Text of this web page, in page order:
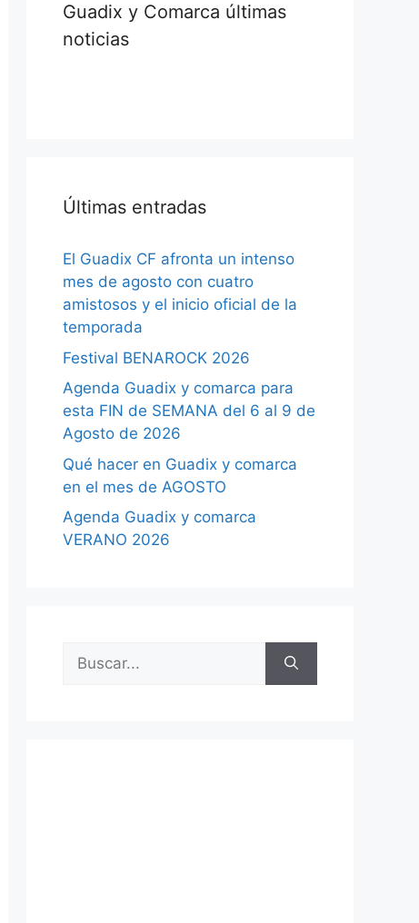
Guadix y Comarca últimas
noticias
Últimas entradas
El Guadix CF afronta un intenso
mes de agosto con cuatro
amistosos y el inicio oficial de la
temporada
Festival BENAROCK 2026
Agenda Guadix y comarca para
esta FIN de SEMANA del 6 al 9 de
Agosto de 2026
Qué hacer en Guadix y comarca
en el mes de AGOSTO
Agenda Guadix y comarca
VERANO 2026
Buscar: